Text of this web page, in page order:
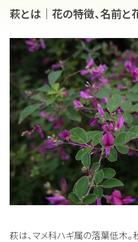
萩とは｜花の特徴、名前と
萩は、マメ科ハギ属の落葉低木